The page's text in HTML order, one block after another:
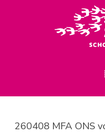
260408 MFA ONS